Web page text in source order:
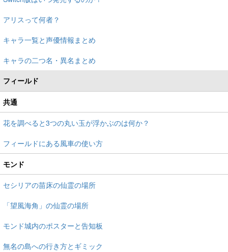
アリスって何者？
キャラ一覧と声優情報まとめ
キャラの二つ名・異名まとめ
フィールド
共通
花を調べると3つの丸い玉が浮かぶのは何か？
フィールドにある風車の使い方
モンド
セシリアの苗床の仙霊の場所
「望風海角」の仙霊の場所
モンド城内のポスターと告知板
無名の島への行き方とギミック